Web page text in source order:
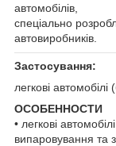
автомобілів,
спеціально
автовиробників.
Застосування:
легкові
ОСОБЕННОСТИ
• легкові
випаровування та